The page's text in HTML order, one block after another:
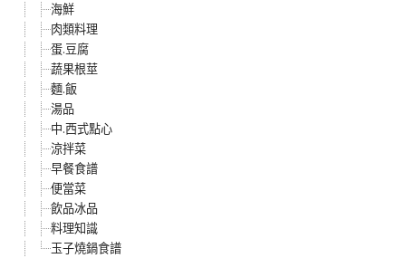
海鮮
肉類料理
蛋.豆腐
蔬果根莖
麵.飯
湯品
中.西式點心
涼拌菜
早餐食譜
便當菜
飲品冰品
料理知識
玉子燒鍋食譜